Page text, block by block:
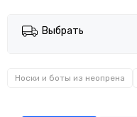
Выбрать
Носки и боты из неопрена